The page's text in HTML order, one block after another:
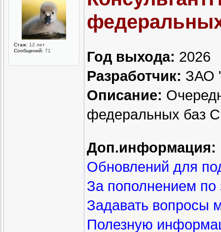
Стаж: 12 лет
Сообщений: 71
федеральных
Год выхода: 2026
Разработчик: ЗАО
Описание:
федеральных баз
Доп.информация:
Обновлений для
За пополнением
Задавать вопросы
Полезную